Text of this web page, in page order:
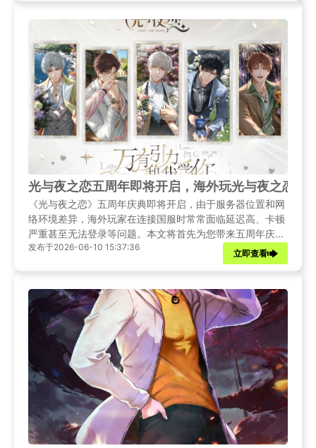
光与夜之恋五周年即将开启，海外玩光与夜之恋进
《光与夜之恋》五周年庆典即将开启，由于服务器位置和网
络环境差异，海外玩家在连接国服时常常面临延迟高、卡顿
严重甚至无法登录等问题。本文将首先为您带来五周年庆典
的最新资讯，随后为海外玩家提供实用的游戏连接解决方
发布于2026-06-10 15:37:36
立即查看